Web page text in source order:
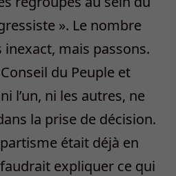
». Le nombre
mais passons.
du Peuple et
l’un, ni les autres, ne
la prise de décision.
était déjà en
expliquer ce qui